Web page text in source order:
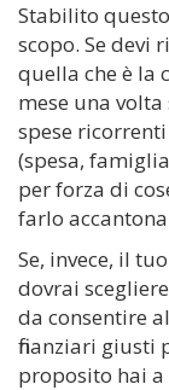
Stabilito
scopo. Se devi
quella che è la
mese una
spese
(spesa,
per forza di
farlo
Se, invece, il
dovrai
da consentire
finanziari giusti
proposito hai